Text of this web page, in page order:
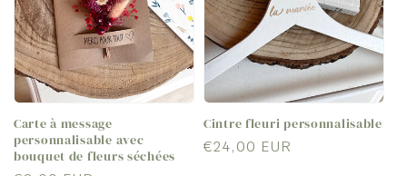
Carte à message
personnalisable avec
bouquet de fleurs séchées
Cintre fleuri personnalisable
Prix
€24,00 EUR